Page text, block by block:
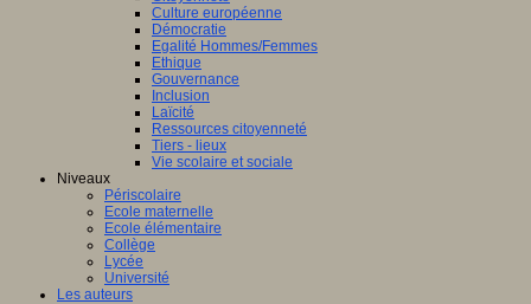
Culture européenne
Démocratie
Egalité Hommes/Femmes
Ethique
Gouvernance
Inclusion
Laïcité
Ressources citoyenneté
Tiers - lieux
Vie scolaire et sociale
Niveaux
Périscolaire
Ecole maternelle
Ecole élémentaire
Collège
Lycée
Université
Les auteurs